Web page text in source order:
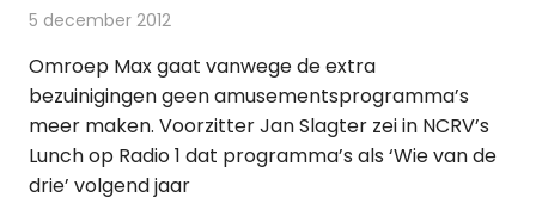
5 december 2012
Omroep Max gaat vanwege de extra
bezuinigingen geen amusementsprogramma’s
meer maken. Voorzitter Jan Slagter zei in NCRV’s
Lunch op Radio 1 dat programma’s als ‘Wie van de
drie’ volgend jaar